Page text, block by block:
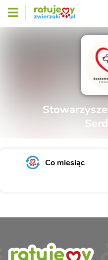
Co miesiąc